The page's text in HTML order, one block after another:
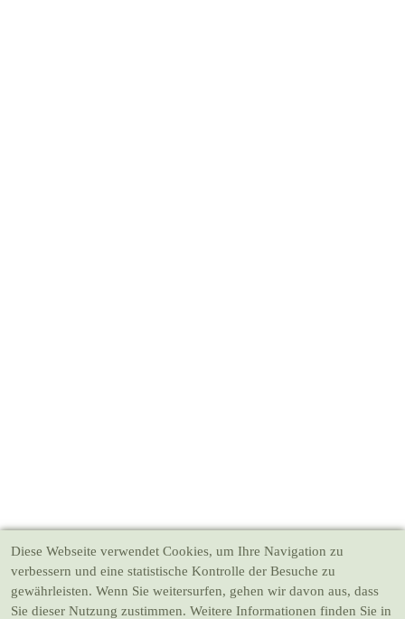
Diese Webseite verwendet Cookies, um Ihre Navigation zu
verbessern und eine statistische Kontrolle der Besuche zu
gewährleisten. Wenn Sie weitersurfen, gehen wir davon aus, dass
Sie dieser Nutzung zustimmen. Weitere Informationen finden Sie in